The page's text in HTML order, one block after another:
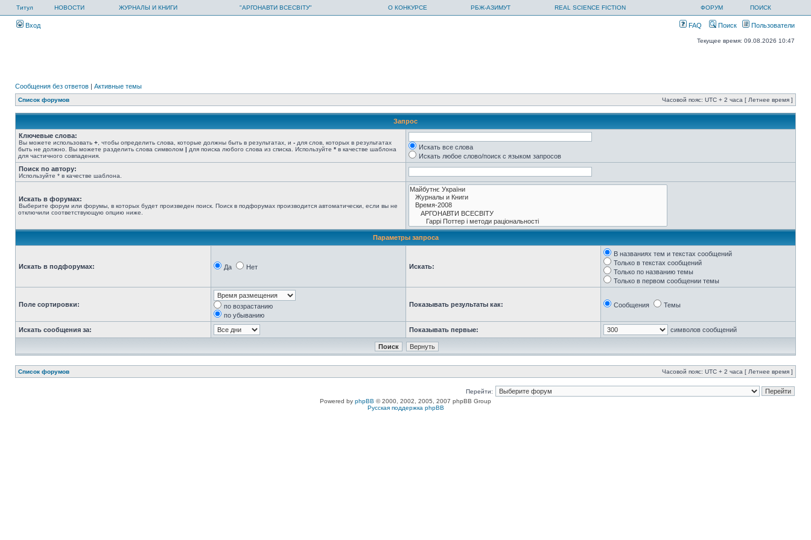
Титул НОВОСТИ ЖУРНАЛЫ И КНИГИ "АРГОНАВТИ ВСЕСВІТУ" О КОНКУРСЕ РБЖ-АЗИМУТ REAL SCIENCE FICTION ФОРУМ ПОИСК
Вход FAQ Поиск Пользователи
Текущее время: 09.08.2026 10:47
Сообщения без ответов | Активные темы
Список форумов Часовой пояс: UTC + 2 часа [ Летнее время ]
Запрос
Ключевые слова:
Вы можете использовать + , чтобы определить слова, которые должны быть в результатах, и - для слов, которых в результатах
быть не должно. Вы можете разделить слова символом | для поиска любого слова из списка. Используйте * в качестве шаблона
для частичного совпадения.
Искать все слова
Искать любое слово/поиск с языком запросов
Поиск по автору:
Используйте * в качестве шаблона.
Искать в форумах:
Выберите форум или форумы, в которых будет произведен поиск. Поиск в подфорумах производится автоматически, если вы не
отключили соответствующую опцию ниже.
Параметры запроса
Искать в подфорумах: Да Нет Искать:
В названиях тем и текстах сообщений
Только в текстах сообщений
Только по названию темы
Только в первом сообщении темы
Поле сортировки:
по возрастанию
по убыванию
Показывать результаты как: Сообщения Темы
Искать сообщения за: Показывать первые: символов сообщений
Список форумов Часовой пояс: UTC + 2 часа [ Летнее время ]
Перейти:
Powered by phpBB © 2000, 2002, 2005, 2007 phpBB Group
Русская поддержка phpBB